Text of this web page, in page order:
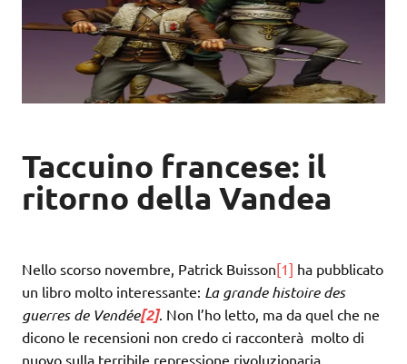
Taccuino francese: il
ritorno della Vandea
Nello scorso novembre, Patrick Buisson[1] ha pubblicato
un libro molto interessante: La grande histoire des
guerres de Vendée[2]. Non l’ho letto, ma da quel che ne
dicono le recensioni non credo ci racconterà molto di
nuovo sulla terribile repressione rivoluzionaria